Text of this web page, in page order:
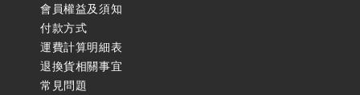
會員權益及須知
付款方式
運費計算明細表
退換貨相關事宜
常見問題